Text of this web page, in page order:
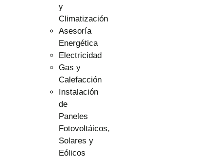
y
Climatización
Asesoría
Energética
Electricidad
Gas y
Calefacción
Instalación
de
Paneles
Fotovoltáicos,
Solares y
Eólicos